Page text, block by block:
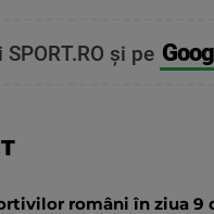
și pe
români în ziua 9